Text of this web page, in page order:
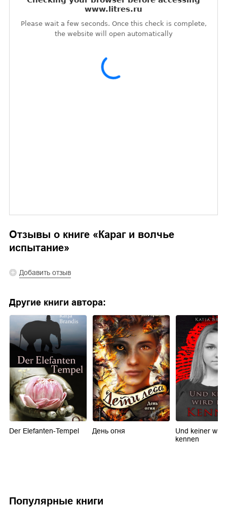
Отзывы о книге «Караг и волчье
испытание»
Добавить отзыв
Другие книги автора:
Der Elefanten-Tempel День огня
Und keiner
kennen
Популярные книги